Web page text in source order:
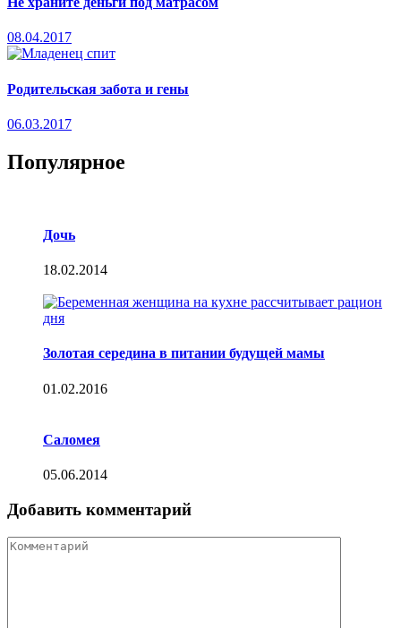
08.04.2017
Родительская забота и гены
06.03.2017
Популярное
Дочь
18.02.2014
Золотая середина в питании будущей мамы
01.02.2016
Саломея
05.06.2014
Добавить комментарий